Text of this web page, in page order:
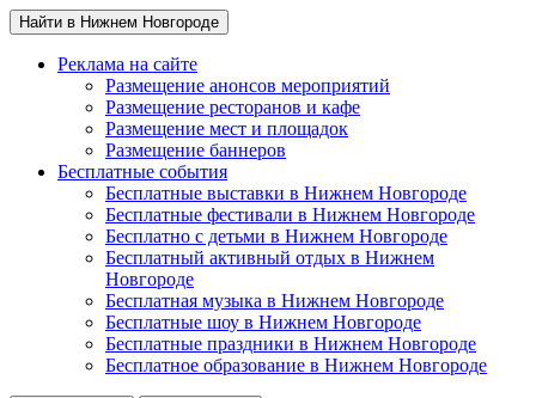
Найти в Нижнем Новгороде
Реклама на сайте
Размещение анонсов мероприятий
Размещение ресторанов и кафе
Размещение мест и площадок
Размещение баннеров
Бесплатные события
Бесплатные выставки в Нижнем Новгороде
Бесплатные фестивали в Нижнем Новгороде
Бесплатно с детьми в Нижнем Новгороде
Бесплатный активный отдых в Нижнем
Новгороде
Бесплатная музыка в Нижнем Новгороде
Бесплатные шоу в Нижнем Новгороде
Бесплатные праздники в Нижнем Новгороде
Бесплатное образование в Нижнем Новгороде